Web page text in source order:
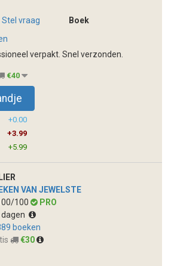
Stel vraag
Boek
verpakt. Snel verzonden.
€40
+0.00
+3.99
+5.99
LIER
VAN JEWELSTE
100
PRO
boeken
€30